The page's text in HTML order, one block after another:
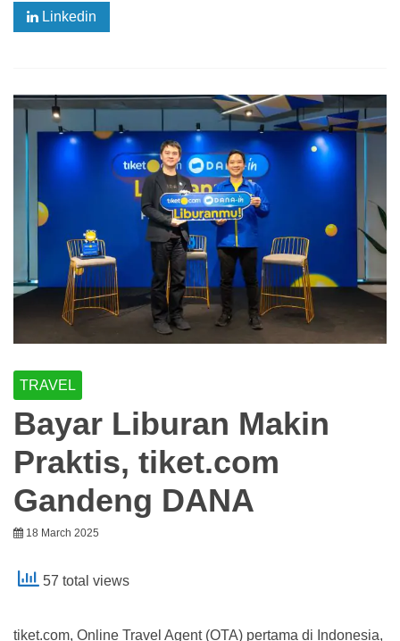
Linkedin
TRAVEL
Bayar Liburan Makin
Praktis, tiket.com
Gandeng DANA
18 March 2025
57 total views
tiket.com, Online Travel Agent (OTA) pertama di Indonesia,